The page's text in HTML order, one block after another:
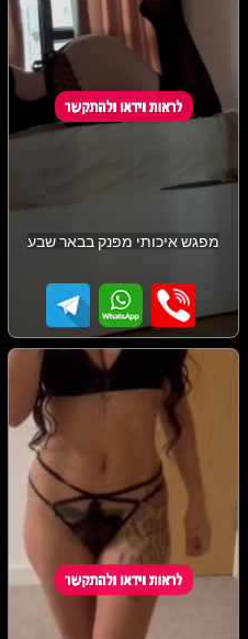
מפגש איכותי מפנק בבאר שבע